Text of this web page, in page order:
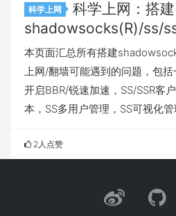
科学上网
科学上网：搭建
shadowsocks(R)/ss/
本页面汇总所有搭建
上网/翻墙可能遇到的问题，包括
开启BBR/锐速加速，SS/SSR客
本，SS多用户管理，SS可视化
2人点赞